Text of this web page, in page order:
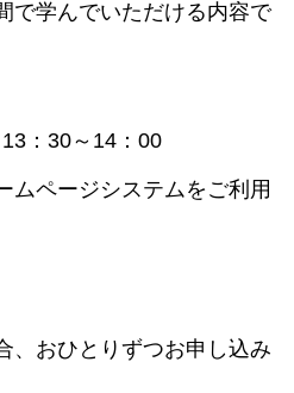
で学んでいただける内容で
：30～14：00
ページシステムをご利用
、おひとりずつお申し込み